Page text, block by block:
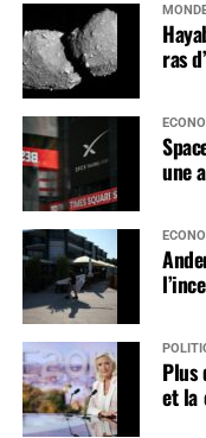
ras
une
Plus
et la